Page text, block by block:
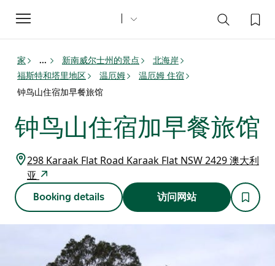
Toggle
navigation
家 ... 新南威尔士州的景点
北海岸
福斯特和塔里地区
温厄姆
温厄姆 住宿
钟鸟山住宿加早餐旅馆
钟鸟山住宿加早餐旅馆
298 Karaak Flat Road Karaak Flat NSW 2429 澳大利
亚
Booking details 访问网站